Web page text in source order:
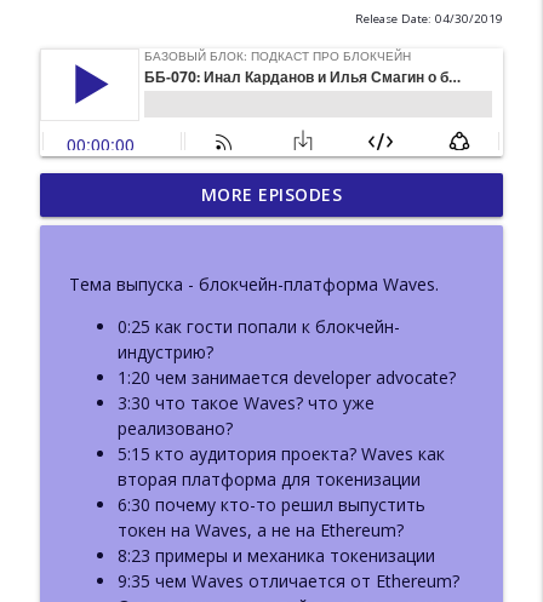
Release Date: 04/30/2019
ББ-223: DWeb Camp.
Децентрализованный веб вне
info_outline
ББ-222: Иван Козлов (Resolv) о жизни
после взлома и новом продукте
Базовый Блок: подкаст про блокчейн
ББ-221: Пост-квантовая криптография.
Bitcoin и Ethereum
Базовый Блок: подкаст про блокчейн
ББ-220: Пост-квантовая криптография.
Часть 1: теория и стандарты
Базовый Блок: подкаст про блокчейн
MORE EPISODES
Тема выпуска - блокчейн-платформа Waves.
0:25 как гости попали к блокчейн-
индустрию?
1:20 чем занимается developer advocate?
3:30 что такое Waves? что уже
реализовано?
5:15 кто аудитория проекта? Waves как
вторая платформа для токенизации
6:30 почему кто-то решил выпустить
токен на Waves, а не на Ethereum?
8:23 примеры и механика токенизации
9:35 чем Waves отличается от Ethereum?